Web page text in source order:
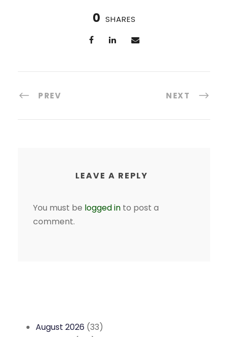
0 SHARES
PREV NEXT
LEAVE A REPLY
You must be logged in to post a
comment.
August 2026 (33)